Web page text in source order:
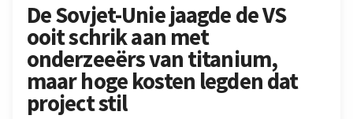
De Sovjet-Unie jaagde de VS
ooit schrik aan met
onderzeeërs van titanium,
maar hoge kosten legden dat
project stil